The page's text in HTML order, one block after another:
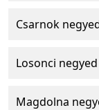
Csarnok
Losonci negyed
Magdolna